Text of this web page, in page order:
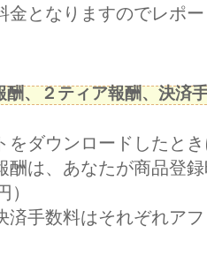
となりますのでレポー
酬、２ティア報酬、決済
をダウンロードしたと
酬は、あなたが商品登
）
済手数料はそれぞれア